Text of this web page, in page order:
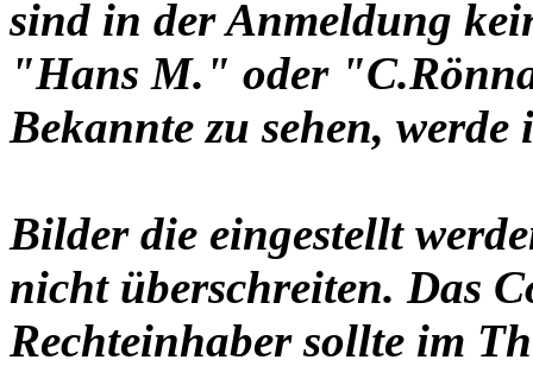
sind in der Anmeldung
"Hans M." oder
Bekannte zu sehen,
Bilder die eingestellt
nicht überschreiten. Das
Rechteinhaber sollte im